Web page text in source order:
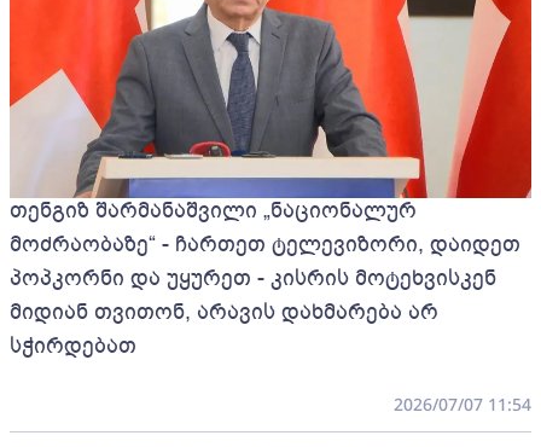
თენგიზ შარმანაშვილი „ნაციონალურ
მოძრაობაზე“ - ჩართეთ ტელევიზორი, დაიდეთ
პოპკორნი და უყურეთ - კისრის მოტეხვისკენ
მიდიან თვითონ, არავის დახმარება არ
სჭირდებათ
2026/07/07 11:54